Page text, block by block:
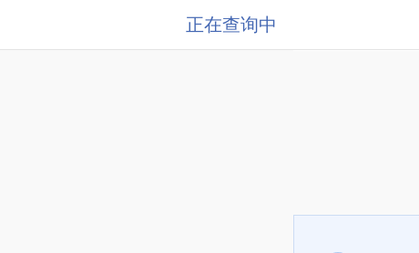
正在查询中